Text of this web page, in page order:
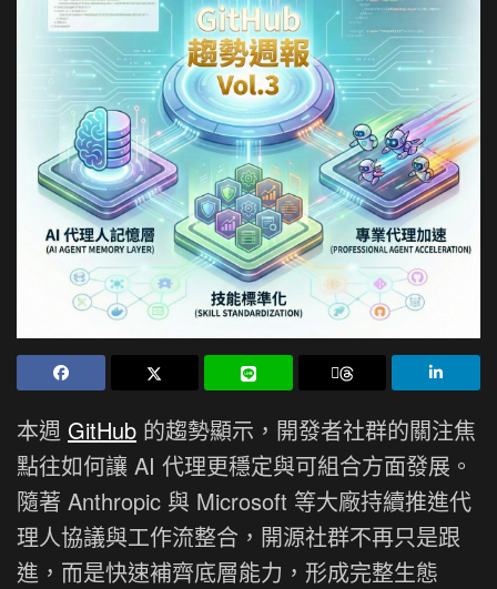
本週 GitHub 的趨勢顯示，開發者社群的關注焦
點往如何讓 AI 代理更穩定與可組合方面發展。
隨著 Anthropic 與 Microsoft 等大廠持續推進代
理人協議與工作流整合，開源社群不再只是跟
進，而是快速補齊底層能力，形成完整生態